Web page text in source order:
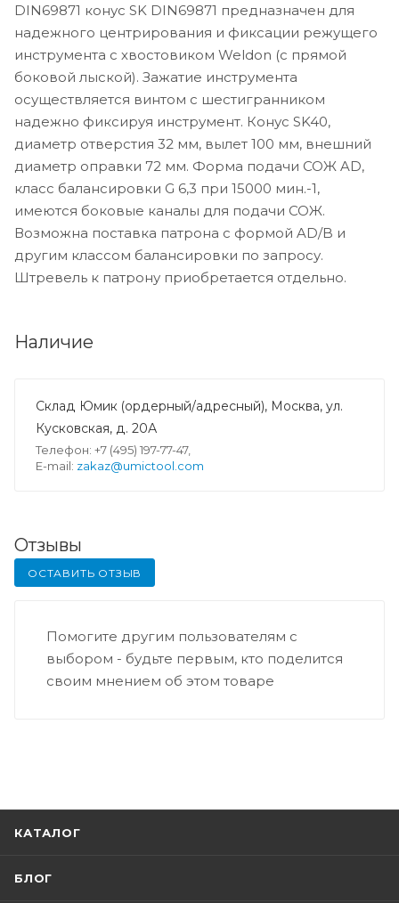
DIN69871 конус SK DIN69871 предназначен для
надежного центрирования и фиксации режущего
инструмента с хвостовиком Weldon (с прямой
боковой лыской). Зажатие инструмента
осуществляется винтом с шестигранником
надежно фиксируя инструмент. Конус SK40,
диаметр отверстия 32 мм, вылет 100 мм, внешний
диаметр оправки 72 мм. Форма подачи СОЖ AD,
класс балансировки G 6,3 при 15000 мин.-1,
имеются боковые каналы для подачи СОЖ.
Возможна поставка патрона с формой AD/B и
другим классом балансировки по запросу.
Штревель к патрону приобретается отдельно.
Наличие
Склад Юмик (ордерный/адресный), Москва, ул.
Кусковская, д. 20А
Телефон: +7 (495) 197-77-47,
E-mail: zakaz@umictool.com
Отзывы
ОСТАВИТЬ ОТЗЫВ
Помогите другим пользователям с
выбором - будьте первым, кто поделится
своим мнением об этом товаре
КАТАЛОГ
БЛОГ